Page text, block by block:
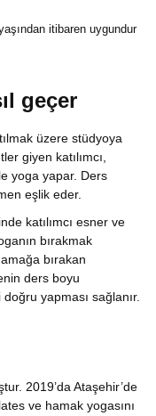
itibaren uygundur
geçer
üzere stüdyoya
giyen katılımcı,
yoga yapar. Ders
eşlik eder.
katılımcı esner ve
bırakmak
bırakan
ders boyu
yapması sağlanır.
2019’da Ataşehir’de
ve hamak yogasını